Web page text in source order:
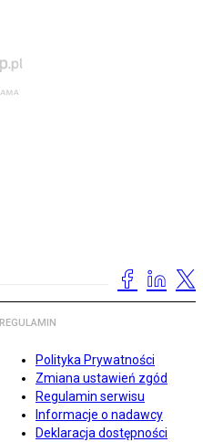
REGULAMIN
Polityka Prywatności
Zmiana ustawień zgód
Regulamin serwisu
Informacje o nadawcy
Deklaracja dostępności